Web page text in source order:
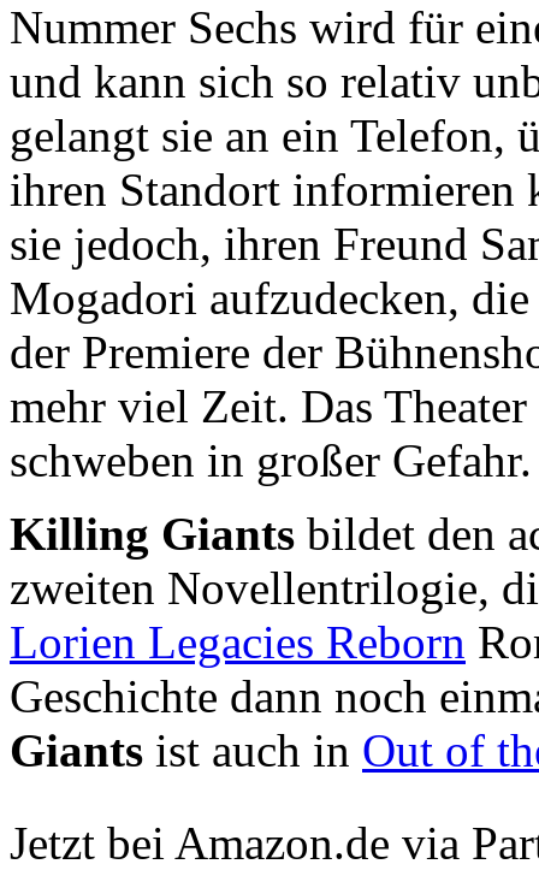
Nummer Sechs wird für
und kann sich so relativ
gelangt sie an ein Telefon,
ihren Standort informieren
sie jedoch, ihren Freund
Mogadori aufzudecken,
der Premiere der
mehr viel Zeit. Das
schweben in großer Gefahr.
Killing Giants bildet den
zweiten Novellentrilogie,
Lorien Legacies Reborn
Geschichte dann noch
Giants ist auch in Out of
Jetzt bei Amazon.de via